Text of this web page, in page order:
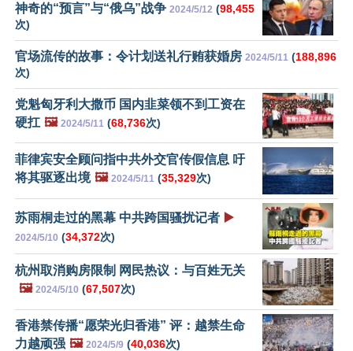
神奇的“预言”与“俄乌”战争 2024/5/12 (98,455
次)
官场流传的故事：令计划送礼行贿获婚房 2024/5/11 (188,896
次)
党魁匈牙利大撒币 国内韭菜领不到工资在
硬扛 🖼️ 2024/5/11 (68,736次)
菲律宾安全顾问指中共外交官传假信息 吁
将其驱逐出境 🖼️ 2024/5/11 (35,329次)
苏雨桐走过的黑幕 中共跨国骚扰记者 ▶️
2024/5/10 (34,372次)
杭州取消购房限制 网民热议：与百姓无关
🖼️ 2024/5/10 (67,507次)
香港禁传播“愿荣光归香港” 评：越禁生命
力越顽强 🖼️ 2024/5/9 (40,036次)